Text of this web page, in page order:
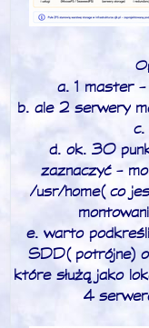
a. 1 master
b. ale 2 serwery
c.
d. ok. 30
zaznaczyć -
/usr/home (co
e. warto
SDD (potrójne)
które służą jako
4